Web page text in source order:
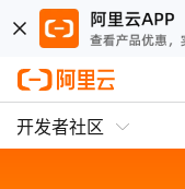
开发者社区